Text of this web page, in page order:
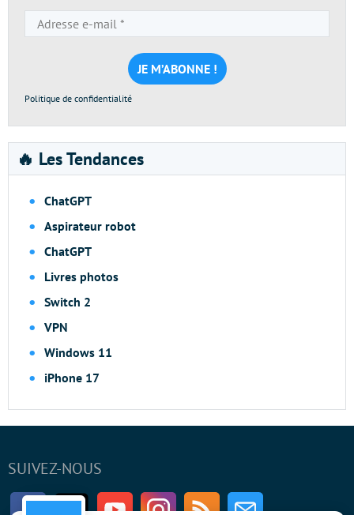
e-
mail
*
Politique de confidentialité
🔥 Les Tendances
ChatGPT
Aspirateur robot
ChatGPT
Livres photos
Switch 2
VPN
Windows 11
iPhone 17
SUIVEZ-NOUS
FacebookTwitter Youtube InstagramRSS Newsletter